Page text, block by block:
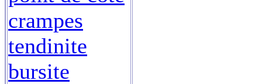
crampes
tendinite
bursite